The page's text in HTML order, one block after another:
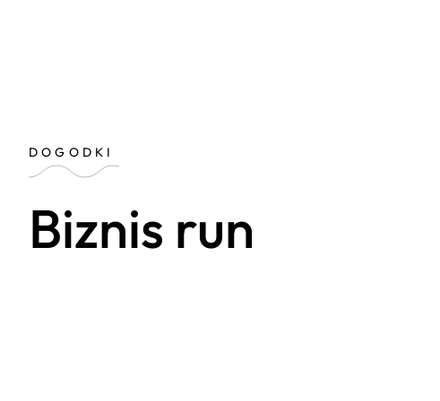
DOGODKI
Biznis run